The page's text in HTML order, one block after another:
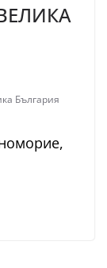
България